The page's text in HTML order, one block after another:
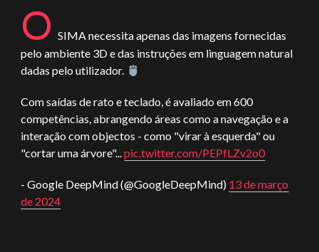
O SIMA necessita apenas das imagens fornecidas
pelo ambiente 3D e das instruções em linguagem natural
dadas pelo utilizador.
Com saídas de rato e teclado, é avaliado em 600
competências, abrangendo áreas como a navegação e a
interação com objectos - como "virar à esquerda" ou
"cortar uma árvore"...pic.twitter.com/PEPfLZv2o0
- Google DeepMind (@GoogleDeepMind) 13 de março
de 2024